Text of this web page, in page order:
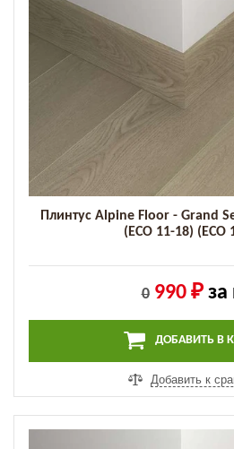
Плинтус Alpine Floor - Grand
(ECO 11-18) (ECO
0 990 ₽за
ДОБАВИТЬ В
Добавить к